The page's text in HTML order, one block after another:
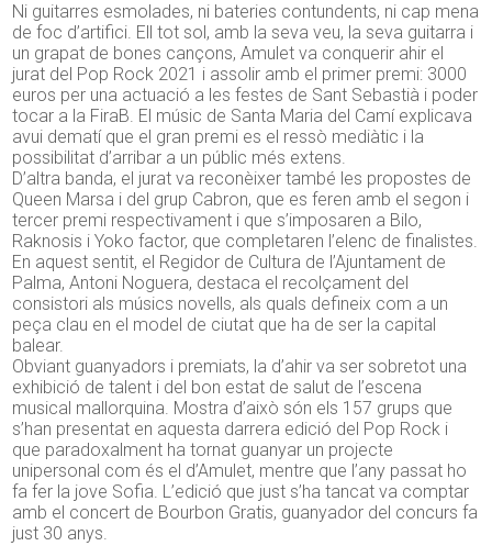
Ni guitarres esmolades, ni bateries contundents, ni cap mena
de foc d’artifici. Ell tot sol, amb la seva veu, la seva guitarra i
un grapat de bones cançons, Amulet va conquerir ahir el
jurat del Pop Rock 2021 i assolir amb el primer premi: 3000
euros per una actuació a les festes de Sant Sebastià i poder
tocar a la FiraB. El músic de Santa Maria del Camí explicava
avui dematí que el gran premi es el ressò mediàtic i la
possibilitat d’arribar a un públic més extens.
D’altra banda, el jurat va reconèixer també les propostes de
Queen Marsa i del grup Cabron, que es feren amb el segon i
tercer premi respectivament i que s’imposaren a Bilo,
Raknosis i Yoko factor, que completaren l’elenc de finalistes.
En aquest sentit, el Regidor de Cultura de l’Ajuntament de
Palma, Antoni Noguera, destaca el recolçament del
consistori als músics novells, als quals defineix com a un
peça clau en el model de ciutat que ha de ser la capital
balear.
Obviant guanyadors i premiats, la d’ahir va ser sobretot una
exhibició de talent i del bon estat de salut de l’escena
musical mallorquina. Mostra d’això són els 157 grups que
s’han presentat en aquesta darrera edició del Pop Rock i
que paradoxalment ha tornat guanyar un projecte
unipersonal com és el d’Amulet, mentre que l’any passat ho
fa fer la jove Sofia. L’edició que just s’ha tancat va comptar
amb el concert de Bourbon Gratis, guanyador del concurs fa
just 30 anys.